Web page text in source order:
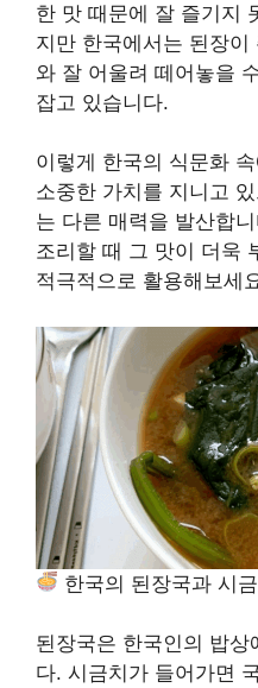
한 맛 때문에 잘 즐기지
지만 한국에서는 된장이
와 잘 어울려 떼어놓을
잡고 있습니다.
이렇게 한국의 식문화
소중한 가치를 지니고
는 다른 매력을 발산합
조리할 때 그 맛이 더욱
적극적으로 활용해보세
한국의 된장국과 시
된장국은 한국인의 밥상
다. 시금치가 들어가면